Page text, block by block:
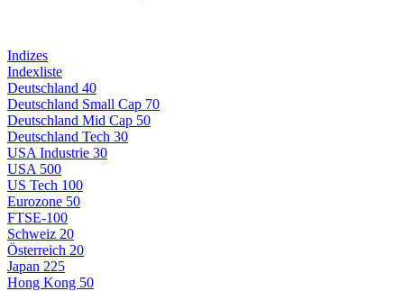
Indizes
Indexliste
Deutschland 40
Deutschland Small Cap 70
Deutschland Mid Cap 50
Deutschland Tech 30
USA Industrie 30
USA 500
US Tech 100
Eurozone 50
FTSE-100
Schweiz 20
Österreich 20
Japan 225
Hong Kong 50